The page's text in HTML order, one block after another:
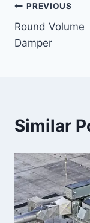
PREVIOUS
Round Volume
Damper
Similar